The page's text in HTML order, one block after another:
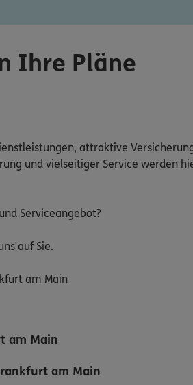
Ihre Pläne
attraktive
und vielseitiger Service werden
Serviceangebot?
auf Sie.
am Main
am Main
am Main